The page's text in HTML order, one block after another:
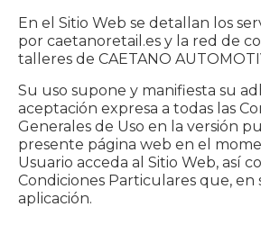
En el Sitio Web se detallan los
por caetanoretail.es y la red de
talleres de CAETANO
Su uso supone y manifiesta su
aceptación expresa a todas las
Generales de Uso en la versión
presente página web en el
Usuario acceda al Sitio Web, así
Condiciones Particulares que, en
aplicación.